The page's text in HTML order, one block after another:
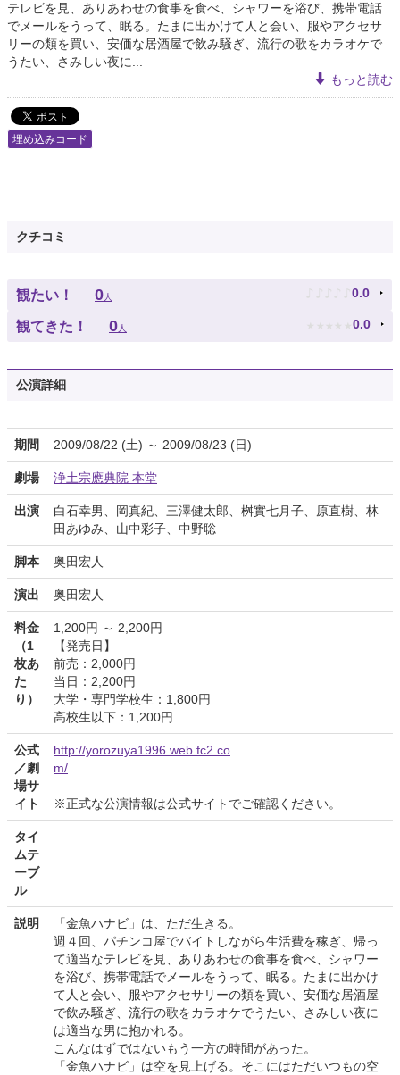
テレビを見、ありあわせの食事を食べ、シャワーを浴び、携帯電話
でメールをうって、眠る。たまに出かけて人と会い、服やアクセサ
リーの類を買い、安価な居酒屋で飲み騒ぎ、流行の歌をカラオケで
うたい、さみしい夜に...
もっと読む
埋め込みコード
クチコミ
観たい！ 0人 ♪ ♪ ♪ ♪ ♪ 0.0
観てきた！ 0人 ★ ★ ★ ★ ★ 0.0
公演詳細
期間 2009/08/22 (土) ～ 2009/08/23 (日)
劇場 浄土宗應典院 本堂
出演
白石幸男、岡真紀、三澤健太郎、桝實七月子、原直樹、林
田あゆみ、山中彩子、中野聡
脚本 奥田宏人
演出 奥田宏人
料金
（1
枚あ
た
り）
1,200円 ～ 2,200円
【発売日】
前売：2,000円
当日：2,200円
大学・専門学校生：1,800円
高校生以下：1,200円
公式
／劇
場サ
イト
http://yorozuya1996.web.fc2.co
m/
※正式な公演情報は公式サイトでご確認ください。
タイ
ムテ
ーブ
ル
説明
「金魚ハナビ」は、ただ生きる。
週４回、パチンコ屋でバイトしながら生活費を稼ぎ、帰っ
て適当なテレビを見、ありあわせの食事を食べ、シャワー
を浴び、携帯電話でメールをうって、眠る。たまに出かけ
て人と会い、服やアクセサリーの類を買い、安価な居酒屋
で飲み騒ぎ、流行の歌をカラオケでうたい、さみしい夜に
は適当な男に抱かれる。
こんなはずではないもう一方の時間があった。
「金魚ハナビ」は空を見上げる。そこにはただいつもの空